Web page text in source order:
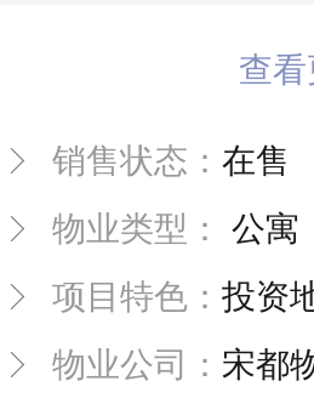
查
销售状态： 在售
物业类型：
公寓
项目特色： 投资
物业公司： 宋都